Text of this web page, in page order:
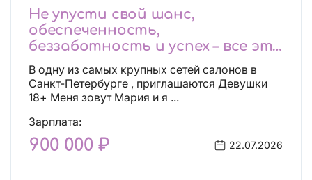
Не упусти свой шанс,
обеспеченность,
беззаботность и успех – все это
будет уже завтра, поспеши!
Лучшие условия!
В одну из самых крупных сетей салонов в
Санкт-Петербурге , приглашаются Девушки
18+ Меня зовут Мария и я ...
Зарплата:
900 000 ₽ 22.07.2026